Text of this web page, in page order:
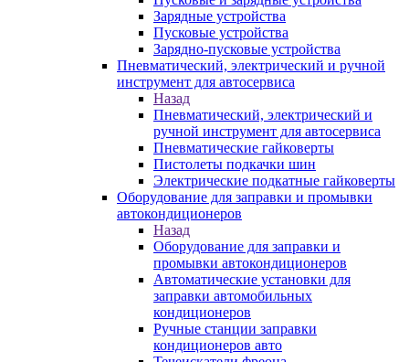
Зарядные устройства
Пусковые устройства
Зарядно-пусковые устройства
Пневматический, электрический и ручной
инструмент для автосервиса
Назад
Пневматический, электрический и
ручной инструмент для автосервиса
Пневматические гайковерты
Пистолеты подкачки шин
Электрические подкатные гайковерты
Оборудование для заправки и промывки
автокондиционеров
Назад
Оборудование для заправки и
промывки автокондиционеров
Автоматические установки для
заправки автомобильных
кондиционеров
Ручные станции заправки
кондиционеров авто